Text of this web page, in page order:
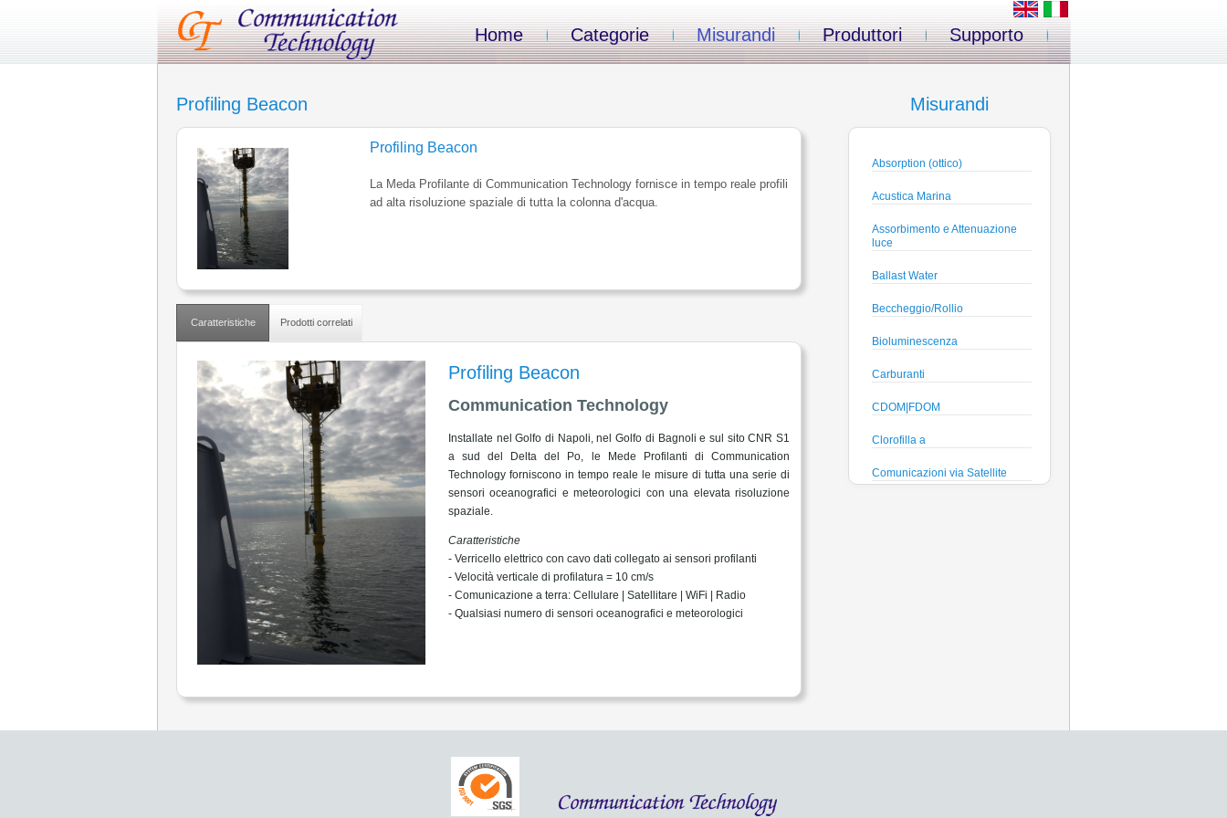
Home Categorie Misurandi Produttori Supporto
Profiling Beacon
Profiling Beacon
La Meda Profilante di Communication Technology fornisce in tempo reale profili
ad alta risoluzione spaziale di tutta la colonna d'acqua.
Caratteristiche Prodotti correlati
Profiling Beacon
Communication Technology
Installate nel Golfo di Napoli, nel Golfo di Bagnoli e sul sito CNR S1
a sud del Delta del Po, le Mede Profilanti di Communication
Technology forniscono in tempo reale le misure di tutta una serie di
sensori oceanografici e meteorologici con una elevata risoluzione
spaziale.
Caratteristiche
- Verricello elettrico con cavo dati collegato ai sensori profilanti
- Velocità verticale di profilatura = 10 cm/s
- Comunicazione a terra: Cellulare | Satellitare | WiFi | Radio
- Qualsiasi numero di sensori oceanografici e meteorologici
Misurandi
Absorption (ottico)
Acustica Marina
Assorbimento e Attenuazione
luce
Ballast Water
Beccheggio/Rollio
Bioluminescenza
Carburanti
CDOM|FDOM
Clorofilla a
Comunicazioni via Satellite